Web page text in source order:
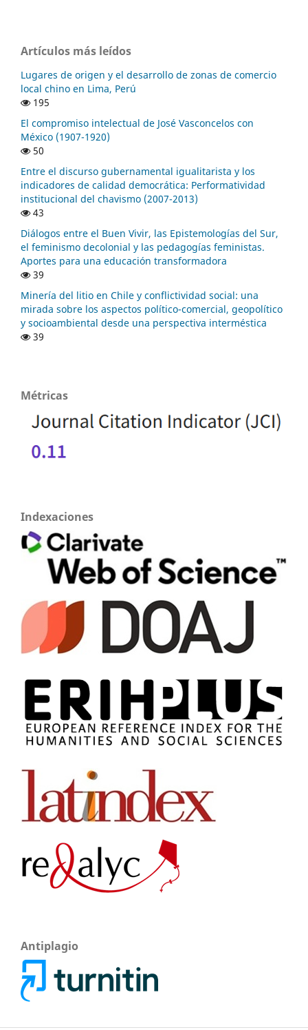
Artículos más leídos
Lugares de origen y el desarrollo de zonas de comercio
local chino en Lima, Perú
195
El compromiso intelectual de José Vasconcelos con
México (1907-1920)
50
Entre el discurso gubernamental igualitarista y los
indicadores de calidad democrática: Performatividad
institucional del chavismo (2007-2013)
43
Diálogos entre el Buen Vivir, las Epistemologías del Sur,
el feminismo decolonial y las pedagogías feministas.
Aportes para una educación transformadora
39
Minería del litio en Chile y conflictividad social: una
mirada sobre los aspectos político-comercial, geopolítico
y socioambiental desde una perspectiva interméstica
39
Métricas
Indexaciones
Antiplagio